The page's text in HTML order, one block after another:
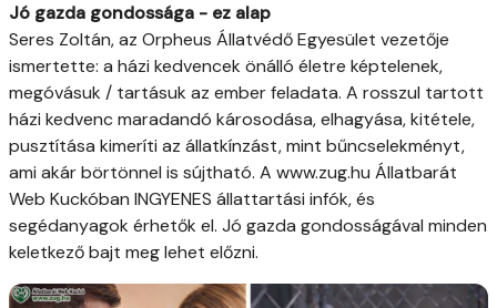
Jó gazda gondossága - ez alap
Seres Zoltán, az Orpheus Állatvédő Egyesület vezetője
ismertette: a házi kedvencek önálló életre képtelenek,
megóvásuk / tartásuk az ember feladata. A rosszul tartott
házi kedvenc maradandó károsodása, elhagyása, kitétele,
pusztítása kimeríti az állatkínzást, mint bűncselekményt,
ami akár börtönnel is sújtható. A www.zug.hu Állatbarát
Web Kuckóban INGYENES állattartási infók, és
segédanyagok érhetők el. Jó gazda gondosságával minden
keletkező bajt meg lehet előzni.